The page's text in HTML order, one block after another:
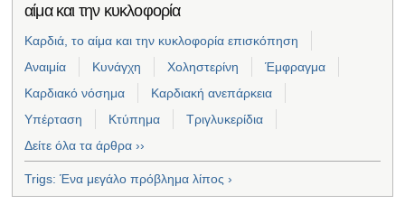
αίμα και την κυκλοφορία
Καρδιά, το αίμα και την κυκλοφορία επισκόπηση
Αναιμία
Κυνάγχη Χοληστερίνη
Έμφραγμα
Καρδιακό νόσημα
Καρδιακή ανεπάρκεια
Υπέρταση
Κτύπημα
Τριγλυκερίδια
Δείτε όλα τα άρθρα ››
Trigs: Ένα μεγάλο πρόβλημα λίπος ›